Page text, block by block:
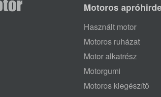
Motoros
Használt motor
Motoros ruházat
Motor alkatrész
Motorgumi
Motoros kiegészítő